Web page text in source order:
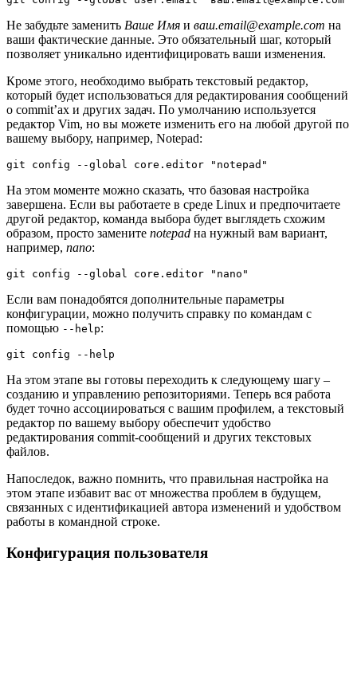
Не забудьте заменить Ваше Имя и ваш.email@example.com на
ваши фактические данные. Это обязательный шаг, который
позволяет уникально идентифицировать ваши изменения.
Кроме этого, необходимо выбрать текстовый редактор,
который будет использоваться для редактирования сообщений
о commit’ах и других задач. По умолчанию используется
редактор Vim, но вы можете изменить его на любой другой по
вашему выбору, например, Notepad:
git config --global core.editor "notepad"
На этом моменте можно сказать, что базовая настройка
завершена. Если вы работаете в среде Linux и предпочитаете
другой редактор, команда выбора будет выглядеть схожим
образом, просто замените notepad на нужный вам вариант,
например, nano:
git config --global core.editor "nano"
Если вам понадобятся дополнительные параметры
конфигурации, можно получить справку по командам с
помощью --help:
git config --help
На этом этапе вы готовы переходить к следующему шагу –
созданию и управлению репозиториями. Теперь вся работа
будет точно ассоциироваться с вашим профилем, а текстовый
редактор по вашему выбору обеспечит удобство
редактирования commit-сообщений и других текстовых
файлов.
Напоследок, важно помнить, что правильная настройка на
этом этапе избавит вас от множества проблем в будущем,
связанных с идентификацией автора изменений и удобством
работы в командной строке.
Конфигурация пользователя